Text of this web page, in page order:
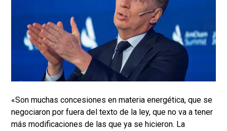
«Son muchas concesiones en materia energética, que se
negociaron por fuera del texto de la ley, que no va a tener
más modificaciones de las que ya se hicieron. La